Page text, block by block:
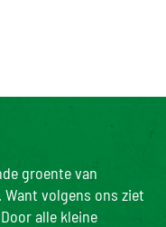
groente van
volgens ons ziet
alle kleine